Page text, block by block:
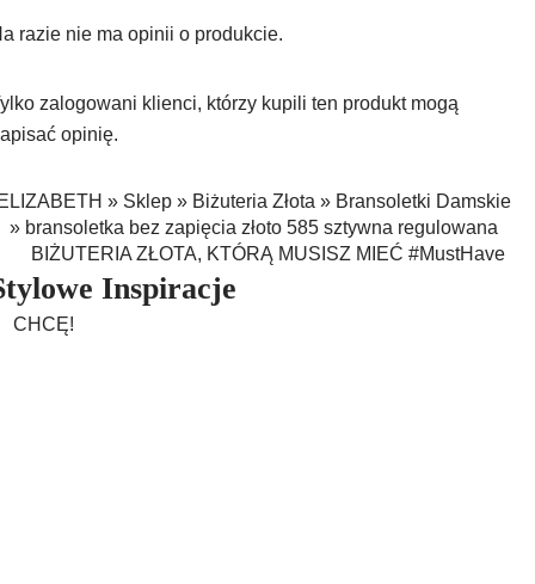
razie nie ma opinii o produkcie.
zalogowani klienci, którzy kupili ten produkt mogą
opinię.
» Sklep» Biżuteria Złota» Bransoletki Damskie
» bransoletka bez zapięcia złoto 585 sztywna regulowana
BIŻUTERIA ZŁOTA, KTÓRĄ MUSISZ MIEĆ #MustHave
Inspiracje
CHCĘ!